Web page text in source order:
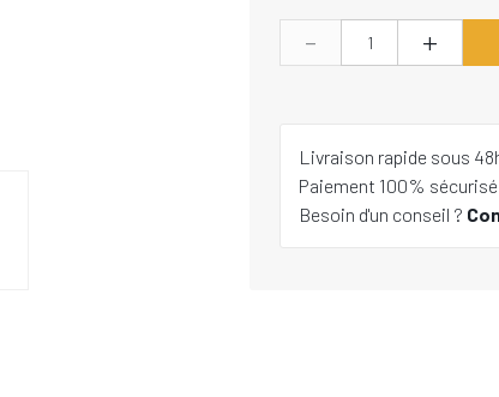
- +
Livraison rapide sous
Paiement 100%
Besoin d'un conseil ?